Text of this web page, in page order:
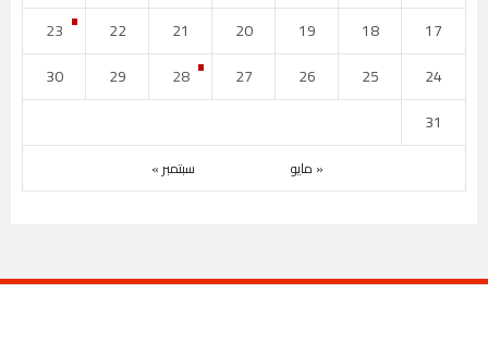
« مايو سبتمبر »
17
18
19
20
21
22
23
24
25
26
27
28
29
30
31